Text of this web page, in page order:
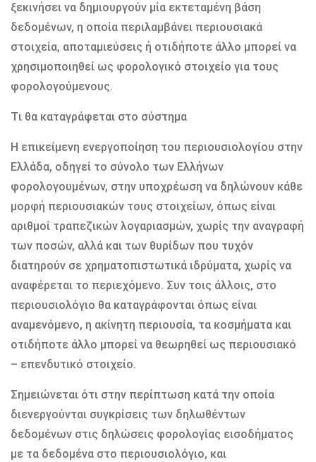
ξεκινήσει να δημιουργούν μία εκτεταμένη βάση
δεδομένων, η οποία περιλαμβάνει περιουσιακά
στοιχεία, αποταμιεύσεις ή οτιδήποτε άλλο μπορεί να
χρησιμοποιηθεί ως φορολογικό στοιχείο για τους
φορολογούμενους.
Tι θα καταγράφεται στο σύστημα
Η επικείμενη ενεργοποίηση του περιουσιολογίου στην
Ελλάδα, οδηγεί το σύνολο των Ελλήνων
φορολογουμένων, στην υποχρέωση να δηλώνουν κάθε
μορφή περιουσιακών τους στοιχείων, όπως είναι
αριθμοί τραπεζικών λογαριασμών, χωρίς την αναγραφή
των ποσών, αλλά και των θυρίδων που τυχόν
διατηρούν σε χρηματοπιστωτικά ιδρύματα, χωρίς να
αναφέρεται το περιεχόμενο. Συν τοις άλλοις, στο
περιουσιολόγιο θα καταγράφονται όπως είναι
αναμενόμενο, η ακίνητη περιουσία, τα κοσμήματα και
οτιδήποτε άλλο μπορεί να θεωρηθεί ως περιουσιακό
– επενδυτικό στοιχείο.
Σημειώνεται ότι στην περίπτωση κατά την οποία
διενεργούνται συγκρίσεις των δηλωθέντων
δεδομένων στις δηλώσεις φορολογίας εισοδήματος
με τα δεδομένα στο περιουσιολόγιο, και